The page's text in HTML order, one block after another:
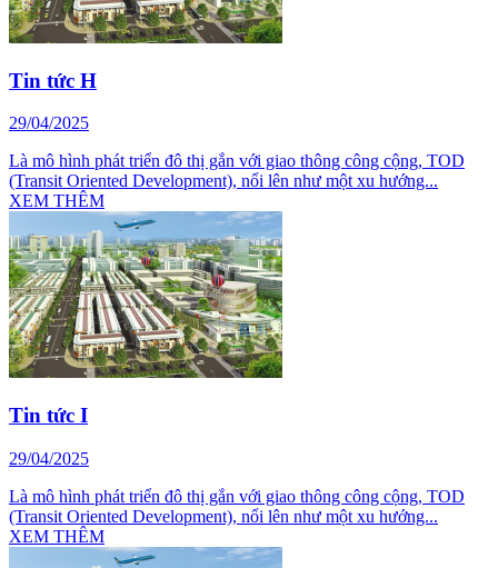
Tin tức H
29/04/2025
Là mô hình phát triển đô thị gắn với giao thông công cộng, TOD
(Transit Oriented Development), nổi lên như một xu hướng...
XEM THÊM
Tin tức I
29/04/2025
Là mô hình phát triển đô thị gắn với giao thông công cộng, TOD
(Transit Oriented Development), nổi lên như một xu hướng...
XEM THÊM